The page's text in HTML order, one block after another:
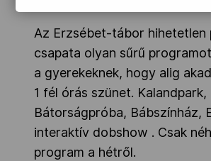
Az Erzsébet-tábor hihetetlen
csapata olyan sűrű
a gyerekeknek, hogy alig
1 fél órás szünet. Kalandpark,
Bátorságpróba, Bábszínház,
interaktív dobshow . Csak
program a hétről.